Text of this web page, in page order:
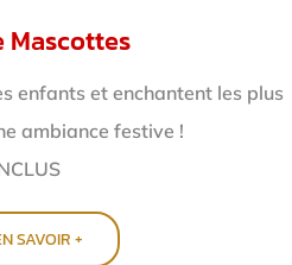
Mascottes
enfants et enchantent les plus
ambiance festive !
SAVOIR +